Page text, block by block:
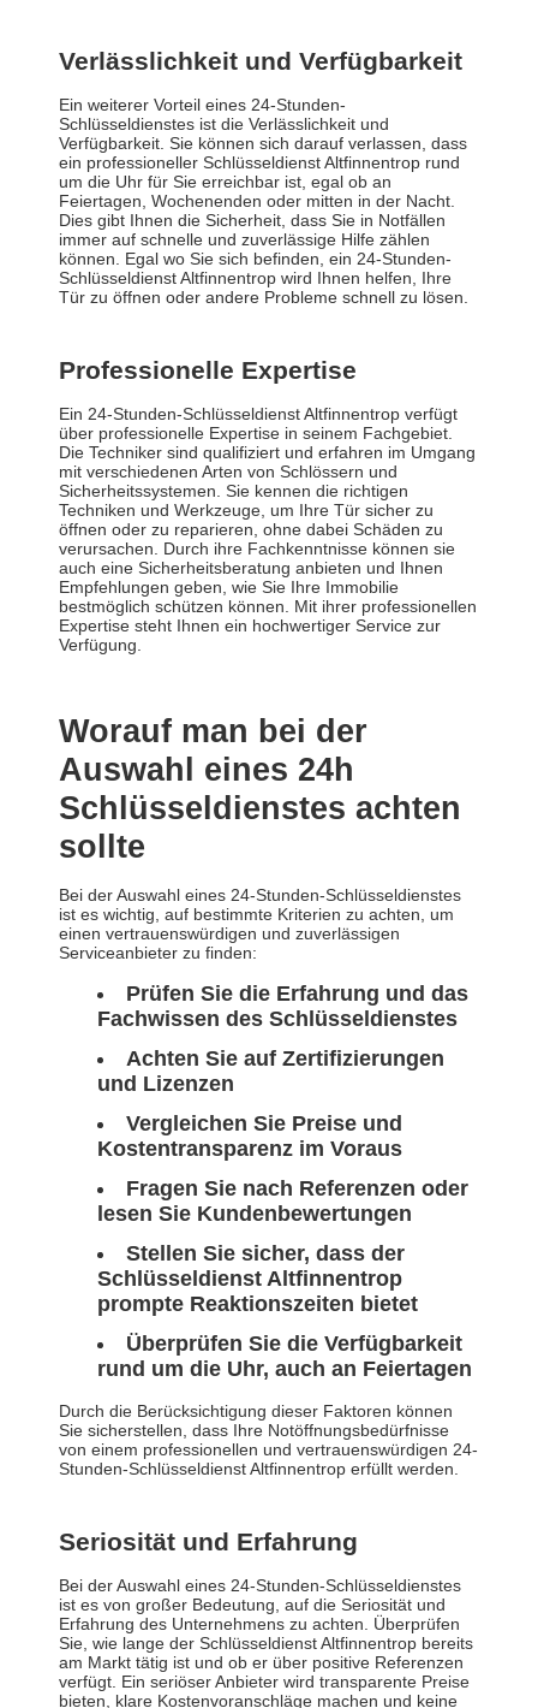
Verlässlichkeit und Verfügbarkeit
Ein weiterer Vorteil eines 24-Stunden-
Schlüsseldienstes ist die Verlässlichkeit und
Verfügbarkeit. Sie können sich darauf verlassen, dass
ein professioneller Schlüsseldienst Altfinnentrop rund
um die Uhr für Sie erreichbar ist, egal ob an
Feiertagen, Wochenenden oder mitten in der Nacht.
Dies gibt Ihnen die Sicherheit, dass Sie in Notfällen
immer auf schnelle und zuverlässige Hilfe zählen
können. Egal wo Sie sich befinden, ein 24-Stunden-
Schlüsseldienst Altfinnentrop wird Ihnen helfen, Ihre
Tür zu öffnen oder andere Probleme schnell zu lösen.
Professionelle Expertise
Ein 24-Stunden-Schlüsseldienst Altfinnentrop verfügt
über professionelle Expertise in seinem Fachgebiet.
Die Techniker sind qualifiziert und erfahren im Umgang
mit verschiedenen Arten von Schlössern und
Sicherheitssystemen. Sie kennen die richtigen
Techniken und Werkzeuge, um Ihre Tür sicher zu
öffnen oder zu reparieren, ohne dabei Schäden zu
verursachen. Durch ihre Fachkenntnisse können sie
auch eine Sicherheitsberatung anbieten und Ihnen
Empfehlungen geben, wie Sie Ihre Immobilie
bestmöglich schützen können. Mit ihrer professionellen
Expertise steht Ihnen ein hochwertiger Service zur
Verfügung.
Worauf man bei der
Auswahl eines 24h
Schlüsseldienstes achten
sollte
Bei der Auswahl eines 24-Stunden-Schlüsseldienstes
ist es wichtig, auf bestimmte Kriterien zu achten, um
einen vertrauenswürdigen und zuverlässigen
Serviceanbieter zu finden:
Prüfen Sie die Erfahrung und das
Fachwissen des Schlüsseldienstes
Achten Sie auf Zertifizierungen
und Lizenzen
Vergleichen Sie Preise und
Kostentransparenz im Voraus
Fragen Sie nach Referenzen oder
lesen Sie Kundenbewertungen
Stellen Sie sicher, dass der
Schlüsseldienst Altfinnentrop
prompte Reaktionszeiten bietet
Überprüfen Sie die Verfügbarkeit
rund um die Uhr, auch an Feiertagen
Durch die Berücksichtigung dieser Faktoren können
Sie sicherstellen, dass Ihre Notöffnungsbedürfnisse
von einem professionellen und vertrauenswürdigen 24-
Stunden-Schlüsseldienst Altfinnentrop erfüllt werden.
Seriosität und Erfahrung
Bei der Auswahl eines 24-Stunden-Schlüsseldienstes
ist es von großer Bedeutung, auf die Seriosität und
Erfahrung des Unternehmens zu achten. Überprüfen
Sie, wie lange der Schlüsseldienst Altfinnentrop bereits
am Markt tätig ist und ob er über positive Referenzen
verfügt. Ein seriöser Anbieter wird transparente Preise
bieten, klare Kostenvoranschläge machen und keine